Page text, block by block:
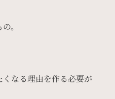
。
なる理由を作る必要が